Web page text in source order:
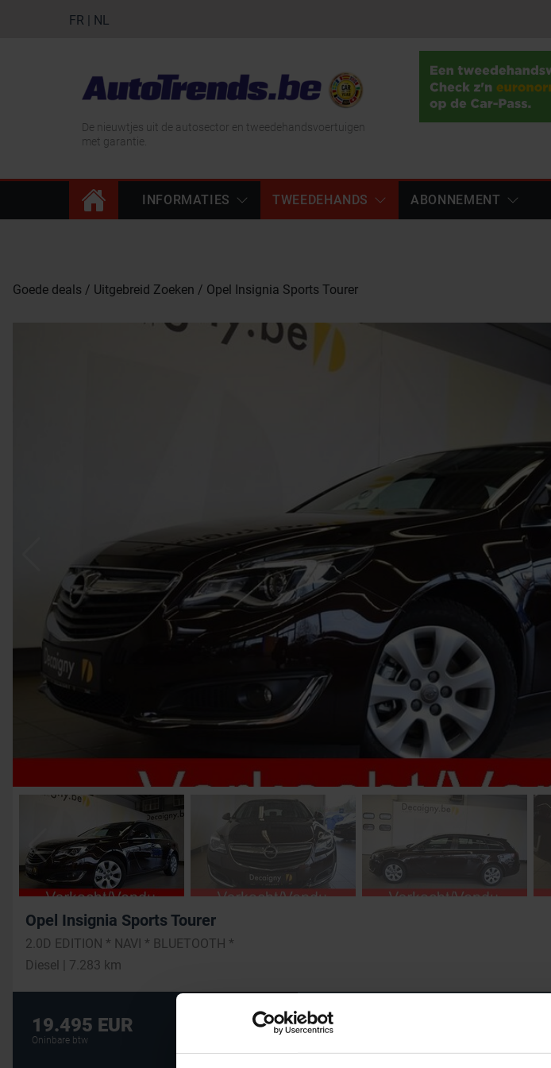
FR | NL
De nieuwtjes uit de autosector en tweedehandsvoertuigen
met garantie.
INFORMATIES TWEEDEHANDS ABONNEMENT
Goede deals Uitgebreid Zoeken Opel Insignia Sports Tourer
Opel Insignia Sports Tourer
2.0D EDITION * NAVI * BLUETOOTH *
Diesel | 7.283 km
19.495 EUR
Oninbare btw
De beste financiering voor uw auto !